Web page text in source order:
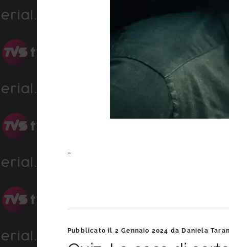
…
Pubblicato il 2 Gennaio 2024 da Daniela